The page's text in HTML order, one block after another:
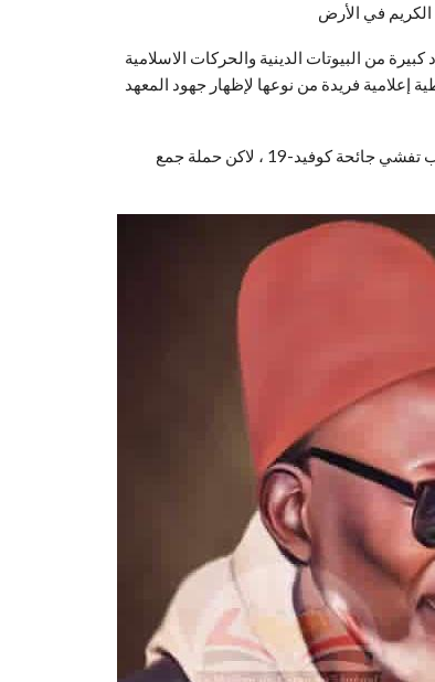
من البيوتات الدينية والحركات الاسلامية
إعلامية فريدة من نوعها لإظهار جهود المعهد
تجدر الإشارة، إلى أن حفل الملتقى السنوي لم يتم إقامته للعام الماضي بسبب تفشي جائحة كوفيد-19 ، لاكن حملة جمع